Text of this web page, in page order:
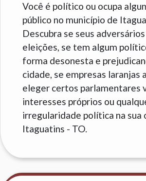
Você é político ou ocupa
público no município de
Descubra se seus
eleições, se tem algum
forma desonesta e
cidade, se empresas laranjas
eleger certos parlamentares
interesses próprios ou
irregularidade política na sua
Itaguatins - TO.